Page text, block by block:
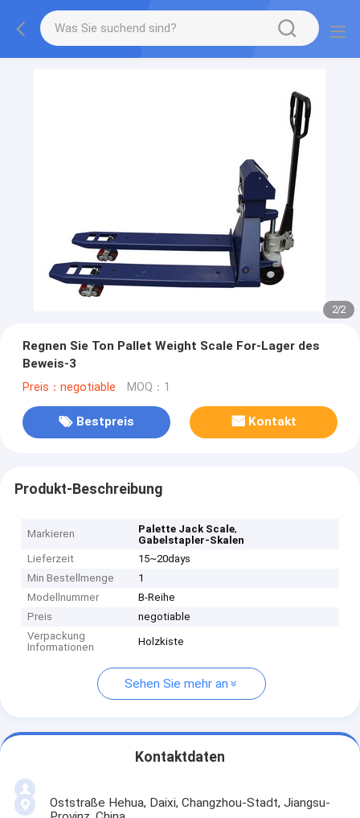
2/2
Regnen Sie Ton Pallet Weight Scale For-Lager des
Beweis-3
Preis：negotiable MOQ：1
Bestpreis Kontakt
Produkt-Beschreibung
Markieren Palette Jack Scale,
Gabelstapler-Skalen
Lieferzeit
15~20days
Min Bestellmenge
1
Modellnummer
B-Reihe
Preis
negotiable
Verpackung
Informationen
Holzkiste
Sehen Sie mehr an
Kontaktdaten
Oststraße Hehua, Daixi, Changzhou-Stadt, Jiangsu-